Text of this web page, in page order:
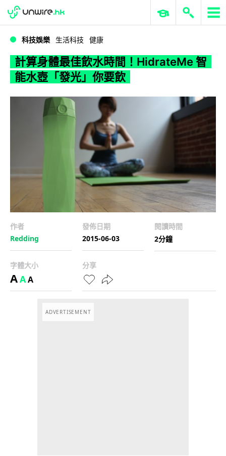
WWDC 2026 ERP 與商業 AI
科技娛樂 生活科技 健康
計算身體最佳飲水時間！HidrateMe 智
能水壺「發光」你要飲
作者
Redding
發佈日期
2015-06-03
閱讀時間
2分鐘
字體大小
AAA
分享
ADVERTISEMENT